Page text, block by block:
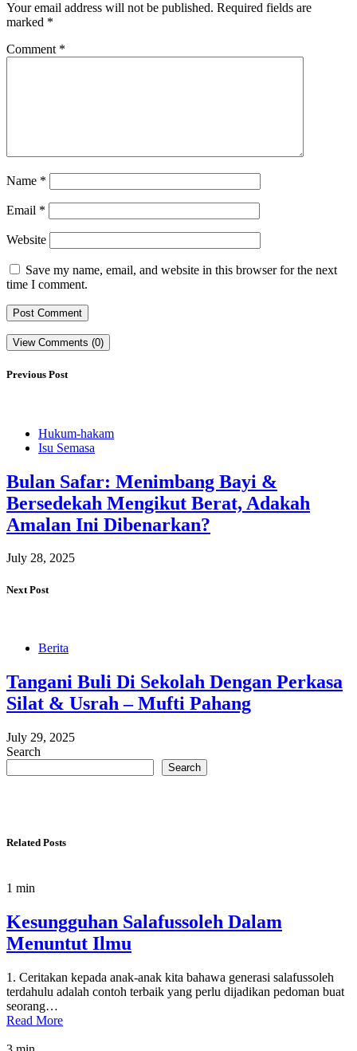
Your email address will not be published. Required fields are
marked *
Comment *
Name *
Email *
Website
Save my name, email, and website in this browser for the next
time I comment.
View Comments (0)
Previous Post
Hukum-hakam
Isu Semasa
Bulan Safar: Menimbang Bayi &
Bersedekah Mengikut Berat, Adakah
Amalan Ini Dibenarkan?
July 28, 2025
Next Post
Berita
Tangani Buli Di Sekolah Dengan Perkasa
Silat & Usrah – Mufti Pahang
July 29, 2025
Search
Search
Related Posts
1 min
Kesungguhan Salafussoleh Dalam
Menuntut Ilmu
1. Ceritakan kepada anak-anak kita bahawa generasi salafussoleh
terdahulu adalah contoh terbaik yang perlu dijadikan pedoman buat
seorang…
Read More